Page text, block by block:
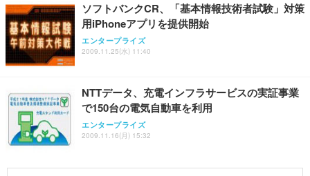
ソフトバンクCR、「基本情報技術者試験」対策
用iPhoneアプリを提供開始
エンタープライズ
2009.11.25(水) 11:40
NTTデータ、充電インフラサービスの実証事業
で150台の電気自動車を利用
エンタープライズ
2009.11.16(月) 15:32